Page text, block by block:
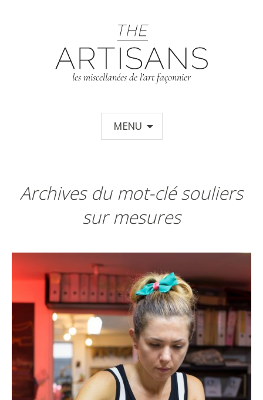
les miscellanées de l'art façonnier
MENU
Archives du mot-clé souliers
sur mesures